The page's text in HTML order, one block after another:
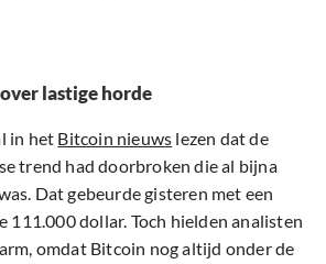
lastige horde
in het Bitcoin nieuws lezen dat de
trend had doorbroken die al bijna
Dat gebeurde gisteren met een
111.000 dollar. Toch hielden analisten
omdat Bitcoin nog altijd onder de